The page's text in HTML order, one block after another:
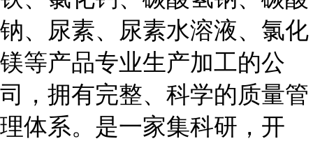
钠、尿素、尿素水溶液、氯化
镁等产品专业生产加工的公
司，拥有完整、科学的质量管
理体系。是一家集科研，开